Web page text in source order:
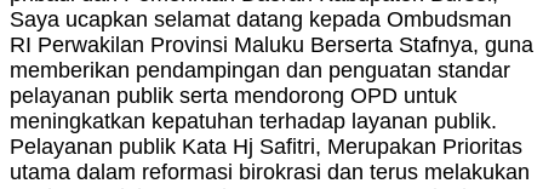
Saya ucapkan selamat datang kepada Ombudsman
RI Perwakilan Provinsi Maluku Berserta Stafnya, guna
memberikan pendampingan dan penguatan standar
pelayanan publik serta mendorong OPD untuk
meningkatkan kepatuhan terhadap layanan publik.
Pelayanan publik Kata Hj Safitri, Merupakan Prioritas
utama dalam reformasi birokrasi dan terus melakukan